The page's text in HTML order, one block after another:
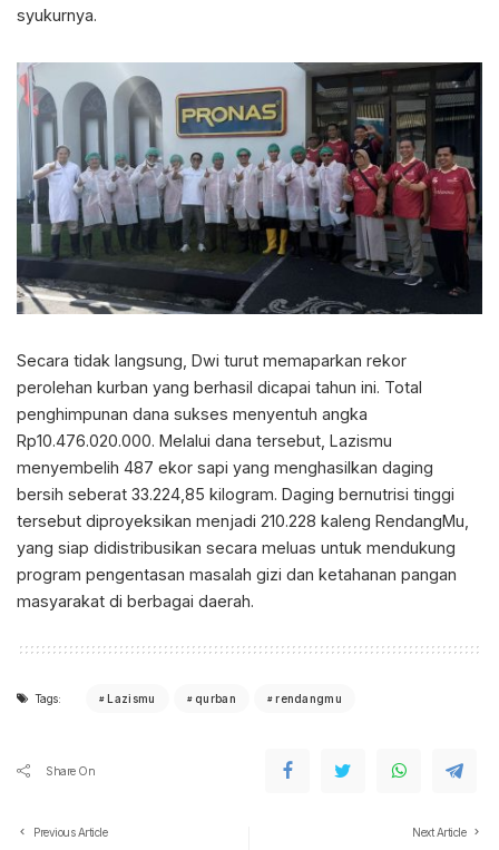
syukurnya.
Secara tidak langsung, Dwi turut memaparkan rekor
perolehan kurban yang berhasil dicapai tahun ini. Total
penghimpunan dana sukses menyentuh angka
Rp10.476.020.000. Melalui dana tersebut, Lazismu
menyembelih 487 ekor sapi yang menghasilkan daging
bersih seberat 33.224,85 kilogram. Daging bernutrisi tinggi
tersebut diproyeksikan menjadi 210.228 kaleng RendangMu,
yang siap didistribusikan secara meluas untuk mendukung
program pengentasan masalah gizi dan ketahanan pangan
masyarakat di berbagai daerah.
Tags: Lazismu qurban rendangmu
Share On
Previous Article Next Article